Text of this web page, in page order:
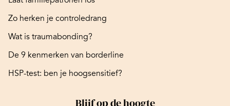
Zo herken je controledrang
Wat is traumabonding?
De 9 kenmerken van borderline
HSP-test: ben je hoogsensitief?
Blijf op de hoogte